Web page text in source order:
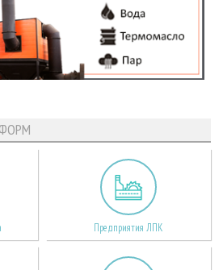
Предприятия ЛПК